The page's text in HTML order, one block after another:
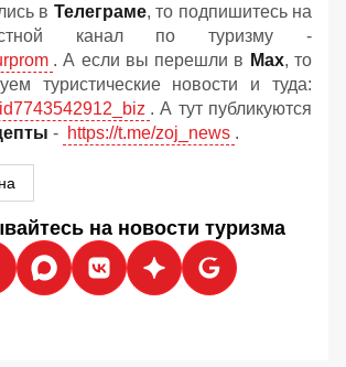
в Телеграме, то подпишитесь на
канал по туризму -
. А если вы перешли в Мах, то
туристические новости и туда:
. А тут публикуются
- https://t.me/zoj_news .
на новости туризма